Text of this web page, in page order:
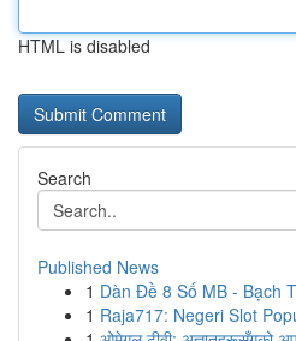
HTML is disabled
Search
Published News
1 Dàn Đề 8 Số MB - Bạch
1 Raja717: Negeri Slot